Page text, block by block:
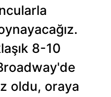
8-10
oldu, oraya